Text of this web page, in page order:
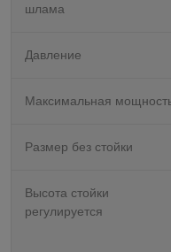
шлама
Давление
Максимальная
Размер без стойки
Высота стойки
регулируется